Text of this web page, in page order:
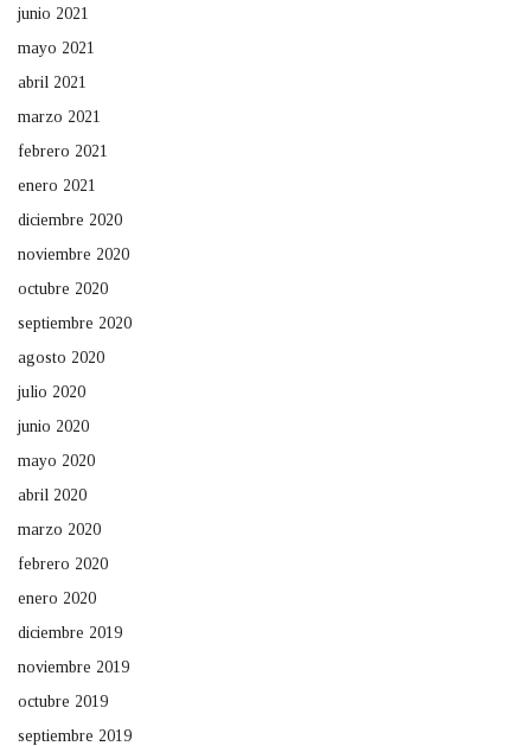
junio 2021
mayo 2021
abril 2021
marzo 2021
febrero 2021
enero 2021
diciembre 2020
noviembre 2020
octubre 2020
septiembre 2020
agosto 2020
julio 2020
junio 2020
mayo 2020
abril 2020
marzo 2020
febrero 2020
enero 2020
diciembre 2019
noviembre 2019
octubre 2019
septiembre 2019